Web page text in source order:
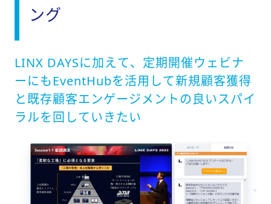
ング
LINX DAYSに加えて、定期開催ウェビナ
ーにもEventHubを活用して新規顧客獲得
と既存顧客エンゲージメントの良いスパイ
ラルを回していきたい